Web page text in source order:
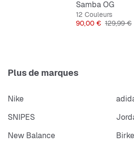
Samba OG
12 Couleurs
Prix
90,00 € Prix
129,99 €
Plus de marques
Nike
SNIPES
New Balance